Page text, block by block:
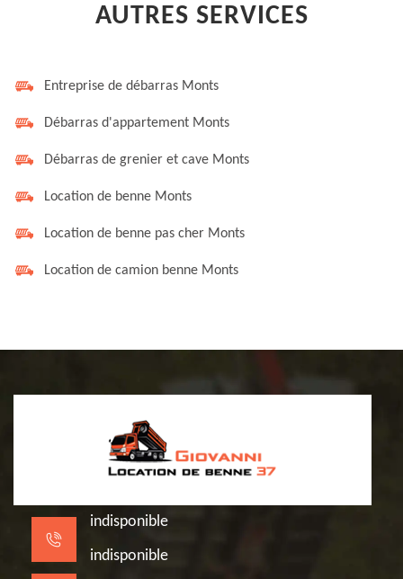
AUTRES SERVICES
Entreprise de débarras Monts
Débarras d'appartement Monts
Débarras de grenier et cave Monts
Location de benne Monts
Location de benne pas cher Monts
Location de camion benne Monts
indisponible
indisponible